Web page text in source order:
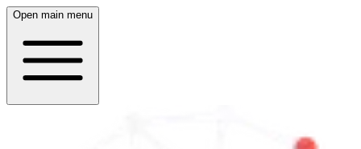
Open main menu